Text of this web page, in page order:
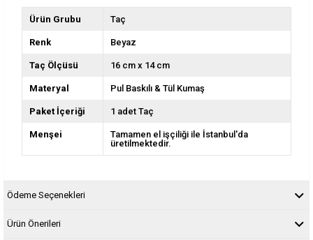
Ürün Grubu Taç
Renk Beyaz
Taç Ölçüsü 16 cm x 14 cm
Materyal Pul Baskılı & Tül Kumaş
Paket İçeriği 1 adet Taç
Menşei
Tamamen el işçiliği ile İstanbul'da
üretilmektedir.
Ödeme Seçenekleri
Ürün Önerileri